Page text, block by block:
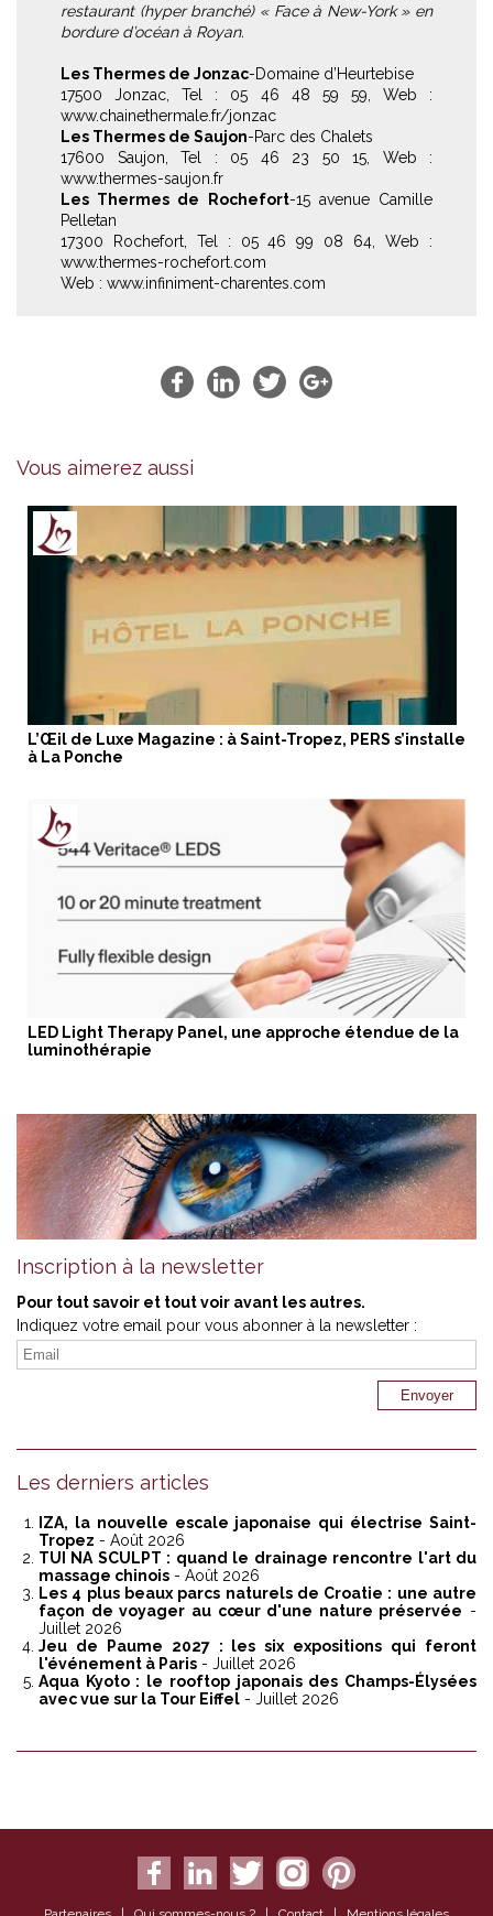
restaurant (hyper branché) « Face à New-York » en
bordure d’océan à Royan.
Les Thermes de Jonzac-Domaine d’Heurtebise
17500 Jonzac, Tel : 05 46 48 59 59, Web :
www.chainethermale.fr/jonzac
Les Thermes de Saujon-Parc des Chalets
17600 Saujon, Tel : 05 46 23 50 15, Web :
www.thermes-saujon.fr
Les Thermes de Rochefort-15 avenue Camille
Pelletan
17300 Rochefort, Tel : 05 46 99 08 64, Web :
www.thermes-rochefort.com
Web : www.infiniment-charentes.com
Vous aimerez aussi
L’Œil de Luxe Magazine : à Saint-Tropez, PERS s’installe
à La Ponche
LED Light Therapy Panel, une approche étendue de la
luminothérapie
Inscription à la newsletter
Pour tout savoir et tout voir avant les autres.
Indiquez votre email pour vous abonner à la newsletter :
Les derniers articles
IZA, la nouvelle escale japonaise qui électrise Saint-
Tropez - Août 2026
TUI NA SCULPT : quand le drainage rencontre l'art du
massage chinois - Août 2026
Les 4 plus beaux parcs naturels de Croatie : une autre
façon de voyager au cœur d'une nature préservée -
Juillet 2026
Jeu de Paume 2027 : les six expositions qui feront
l'événement à Paris - Juillet 2026
Aqua Kyoto : le rooftop japonais des Champs-Élysées
avec vue sur la Tour Eiffel - Juillet 2026